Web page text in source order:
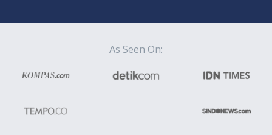
As Seen On: